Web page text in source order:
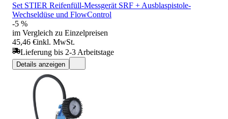
Set STIER Reifenfüll-Messgerät SRF + Ausblaspistole-
Wechseldüse und FlowControl
-5 %
im Vergleich zu Einzelpreisen
45,46 €inkl. MwSt.
Lieferung bis 2-3 Arbeitstage
Details anzeigen